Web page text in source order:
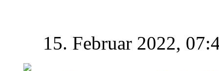
15. Februar 2022,